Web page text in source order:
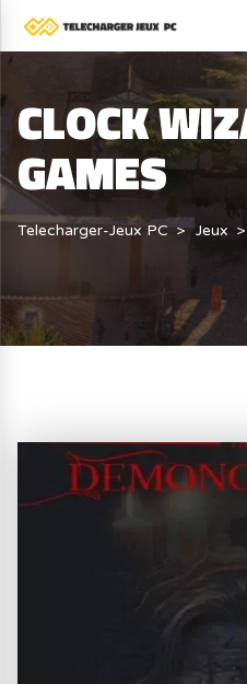
CLOCK
GAMES
Telecharger-Jeux PC Jeux